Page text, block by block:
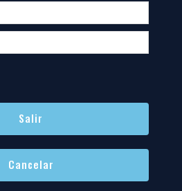
Salir
Cancelar